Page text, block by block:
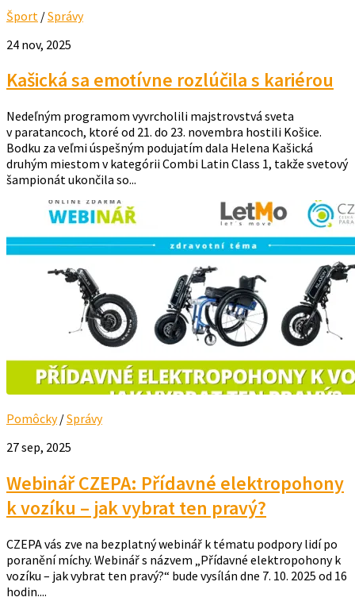
Šport /Správy
24 nov, 2025
Kašická sa emotívne rozlúčila s kariérou
Nedeľným programom vyvrcholili majstrovstvá sveta
v paratancoch, ktoré od 21. do 23. novembra hostili Košice.
Bodku za veľmi úspešným podujatím dala Helena Kašická
druhým miestom v kategórii Combi Latin Class 1, takže svetový
šampionát ukončila so...
Pomôcky/Správy
27 sep, 2025
Webinář CZEPA: Přídavné elektropohony
k vozíku – jak vybrat ten pravý?
CZEPA vás zve na bezplatný webinář k tématu podpory lidí po
poranění míchy. Webinář s názvem „Přídavné elektropohony k
vozíku – jak vybrat ten pravý?“ bude vysílán dne 7. 10. 2025 od 16
hodin....